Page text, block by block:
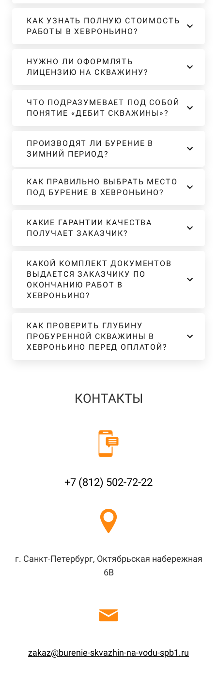
КАК УЗНАТЬ ПОЛНУЮ СТОИМОСТЬ
РАБОТЫ В ХЕВРОНЬИНО?
НУЖНО ЛИ ОФОРМЛЯТЬ
ЛИЦЕНЗИЮ НА СКВАЖИНУ?
ЧТО ПОДРАЗУМЕВАЕТ ПОД СОБОЙ
ПОНЯТИЕ «ДЕБИТ СКВАЖИНЫ»?
ПРОИЗВОДЯТ ЛИ БУРЕНИЕ В
ЗИМНИЙ ПЕРИОД?
КАК ПРАВИЛЬНО ВЫБРАТЬ МЕСТО
ПОД БУРЕНИЕ В ХЕВРОНЬИНО?
КАКИЕ ГАРАНТИИ КАЧЕСТВА
ПОЛУЧАЕТ ЗАКАЗЧИК?
КАКОЙ КОМПЛЕКТ ДОКУМЕНТОВ
ВЫДАЕТСЯ ЗАКАЗЧИКУ ПО
ОКОНЧАНИЮ РАБОТ В
ХЕВРОНЬИНО?
КАК ПРОВЕРИТЬ ГЛУБИНУ
ПРОБУРЕННОЙ СКВАЖИНЫ В
ХЕВРОНЬИНО ПЕРЕД ОПЛАТОЙ?
КОНТАКТЫ
+7 (812) 502-72-22
г. Санкт-Петербург, Октябрьская набережная
6В
zakaz@burenie-skvazhin-na-vodu-spb1.ru